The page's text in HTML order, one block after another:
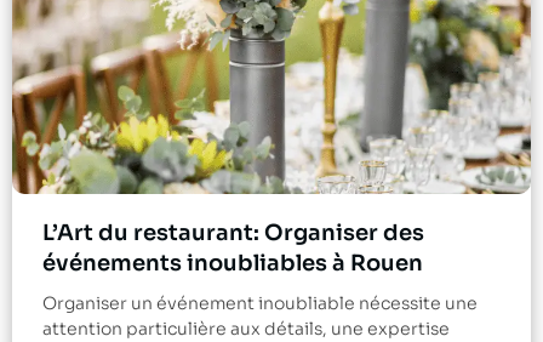
L’Art du restaurant: Organiser des
événements inoubliables à Rouen
Organiser un événement inoubliable nécessite une
attention particulière aux détails, une expertise